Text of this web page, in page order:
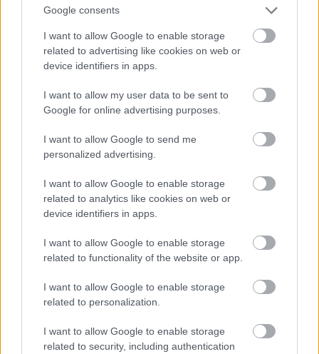
Google consents
I want to allow Google to enable storage
related to advertising like cookies on web or
device identifiers in apps.
I want to allow my user data to be sent to
Google for online advertising purposes.
I want to allow Google to send me
personalized advertising.
I want to allow Google to enable storage
related to analytics like cookies on web or
device identifiers in apps.
I want to allow Google to enable storage
related to functionality of the website or app.
I want to allow Google to enable storage
related to personalization.
I want to allow Google to enable storage
related to security, including authentication
2011.
Fotó: Randy Brooke / Getty Images Hungary
Jön még kép!